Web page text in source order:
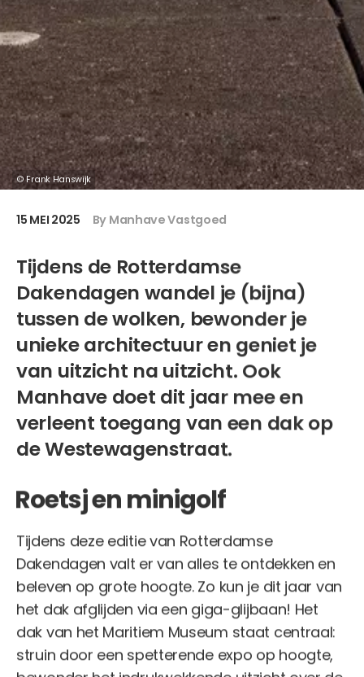
© Frank Hanswijk
15 MEI 2025 By Manhave Vastgoed
Tijdens de Rotterdamse
Dakendagen wandel je (bijna)
tussen de wolken, bewonder je
unieke architectuur en geniet je
van uitzicht na uitzicht. Ook
Manhave doet dit jaar mee en
verleent toegang van een dak op
de Westewagenstraat.
Roetsj en minigolf
Tijdens deze editie van Rotterdamse
Dakendagen valt er van alles te ontdekken en
beleven op grote hoogte. Zo kun je dit jaar van
het dak afglijden via een giga-glijbaan! Het
dak van het Maritiem Museum staat centraal:
struin door een spetterende expo op hoogte,